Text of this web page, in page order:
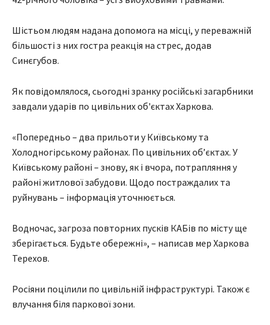
Шістьом людям надана допомога на місці, у переважній
більшості з них гостра реакція на стрес, додав
Синєгубов.
Як повідомлялося, сьогодні зранку російські загарбники
завдали ударів по цивільних об'єктах Харкова.
«Попередньо – два прильоти у Київському та
Холодногірському районах. По цивільних обʼєктах. У
Київському районі – знову, як і вчора, потрапляння у
районі житлової забудови. Щодо постраждалих та
руйнувань – інформація уточнюється.
Водночас, загроза повторних пусків КАБів по місту ще
зберігається. Будьте обережні», – написав мер Харкова
Терехов.
Росіяни поцілили по цивільній інфраструктурі. Також є
влучання біля паркової зони.